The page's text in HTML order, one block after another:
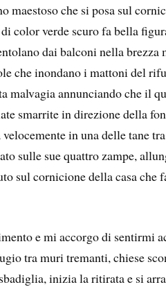
maestoso che si posa sul
color verde scuro fa bella
dai balconi nella brezza
che inondano i mattoni del
malvagia annunciando che il
smarrite in direzione della
in una delle tane
sulle sue quattro zampe,
sul cornicione della casa che
e mi accorgo di sentirmi
tra muri tremanti, chiese
inizia la ritirata e si